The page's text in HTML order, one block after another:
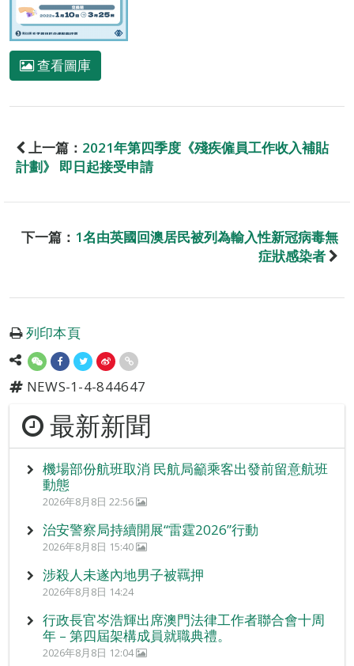
查看圖庫
上一篇： 2021年第四季度《殘疾僱員工作收入補貼
計劃》 即日起接受申請
下一篇： 1名由英國回澳居民被列為輸入性新冠病毒無
症狀感染者
列印本頁
NEWS-1-4-844647
最新新聞
機場部份航班取消 民航局籲乘客出發前留意航班
動態
2026年8月8日 22:56
治安警察局持續開展“雷霆2026”行動
2026年8月8日 15:40
涉殺人未遂內地男子被羈押
2026年8月8日 14:24
行政長官岑浩輝出席澳門法律工作者聯合會十周
年 – 第四屆架構成員就職典禮。
2026年8月8日 12:04